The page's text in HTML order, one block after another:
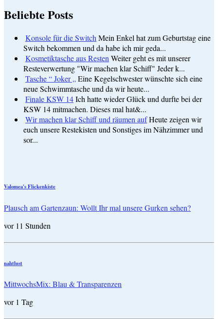
Beliebte Posts
Konsole für die Switch Mein Enkel hat zum Geburtstag eine
Switch bekommen und da habe ich mir geda...
Kosmetiktasche aus Resten Weiter geht es mit unserer
Resteverwertung "Wir machen klar Schiff" Jeder k...
Tasche “ Joker „ Eine Kegelschwester wünschte sich eine
neue Schwimmtasche und da wir heute...
Finale KSW 14Ich hatte wieder Glück und durfte bei der
KSW 14 mitmachen. Dieses mal hat&...
Wir machen klar Schiff und räumen aufHeute zeigen wir
euch unsere Restekisten und Sonstiges im Nähzimmer und
sor...
Valomea's Flickenkiste
Plausch am Gartenzaun: Wollt Ihr mal unsere Gurken sehen?
vor 11 Stunden
nahtlust
MittwochsMix: Blau & Transparenzen
vor 1 Tag